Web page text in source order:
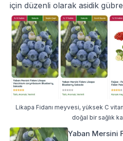
için düzenli olarak asidik
Likapa Fidanı meyvesi, yüksek C
doğal bir sağlık
Yaban Mersini